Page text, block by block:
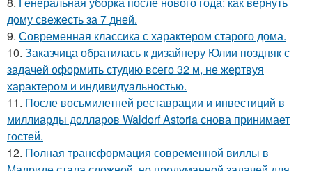
дому свежесть за 7 дней.
9. Современная классика с характером старого дома.
10. Заказчица обратилась к дизайнеру Юлии поздняк с
задачей оформить студию всего 32 м, не жертвуя
характером и индивидуальностью.
11. После восьмилетней реставрации и инвестиций в
миллиарды долларов Waldorf Astoria снова принимает
гостей.
12. Полная трансформация современной виллы в